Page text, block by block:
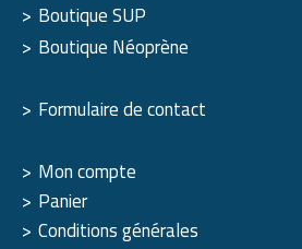
Boutique SUP
Boutique Néoprène
Formulaire de contact
Mon compte
Panier
Conditions générales